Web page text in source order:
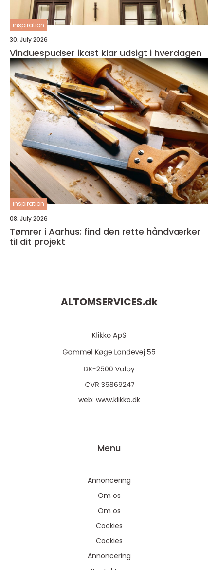
inspiration
30. July 2026
Vinduespudser ikast klar udsigt i hverdagen
inspiration
08. July 2026
Tømrer i Aarhus: find den rette håndværker
til dit projekt
ALTOMSERVICES.dk
web: www.klikko.dk
Menu
Annoncering
Om os
Om os
Cookies
Cookies
Annoncering